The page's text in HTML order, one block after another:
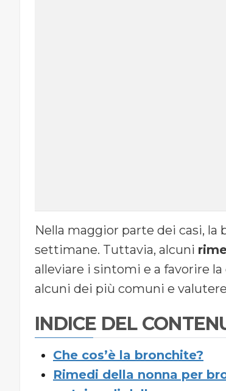
Nella maggior parte dei casi,
settimane. Tuttavia, alcuni
alleviare i sintomi e a favorire
alcuni dei più comuni e
INDICE DEL
Che cos’è la bronchite?
Rimedi della nonna per